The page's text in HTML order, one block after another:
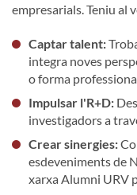
empresarials. Teniu al
Captar talent:
integra noves
o forma
Impulsar l'R+D:
investigadors a
Crear sinergies:
esdeveniments de
xarxa Alumni URV